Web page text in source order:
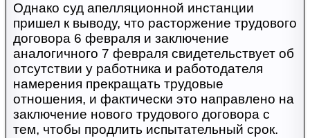
Однако суд апелляционной инстанции
пришел к выводу, что расторжение трудового
договора 6 февраля и заключение
аналогичного 7 февраля свидетельствует об
отсутствии у работника и работодателя
намерения прекращать трудовые
отношения, и фактически это направлено на
заключение нового трудового договора с
тем, чтобы продлить испытательный срок.